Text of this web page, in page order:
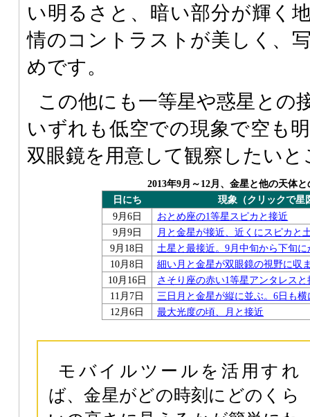
い明るさと、暗い部分が輝く
情のコントラストが美しく、
めです。
この他にも一等星や惑星との
いずれも低空での現象で空も
双眼鏡を用意して観察したいと
2013年9月～12月、金星と他の天体
日にち
現象（クリックで星
9月6日
おとめ座の1等星スピカと接近
9月9日
月と金星が接近、近くにスピカと
9月18日
土星と最接近。9月中旬から下旬
10月8日
細い月と金星が双眼鏡の視野に収
10月16日
さそり座の赤い1等星アンタレスと
11月7日
三日月と金星が縦に並ぶ。6日も
12月6日
最大光度の頃、月と接近
モバイルツールを活用すれ
ば、金星がどの時刻にどのくら